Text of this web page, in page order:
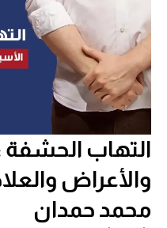
التهاب الحشفة
والأعراض
محمد حمدان